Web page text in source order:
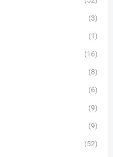
(3)
(1)
(16)
(8)
(6)
(9)
(9)
(52)